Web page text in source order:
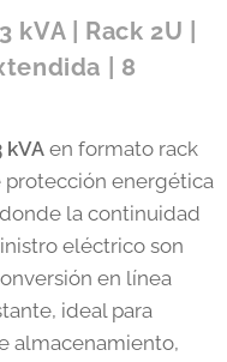
| Rack 2U |
| 8
kVA en formato rack
protección energética
la continuidad
eléctrico son
en línea
ideal para
almacenamiento,